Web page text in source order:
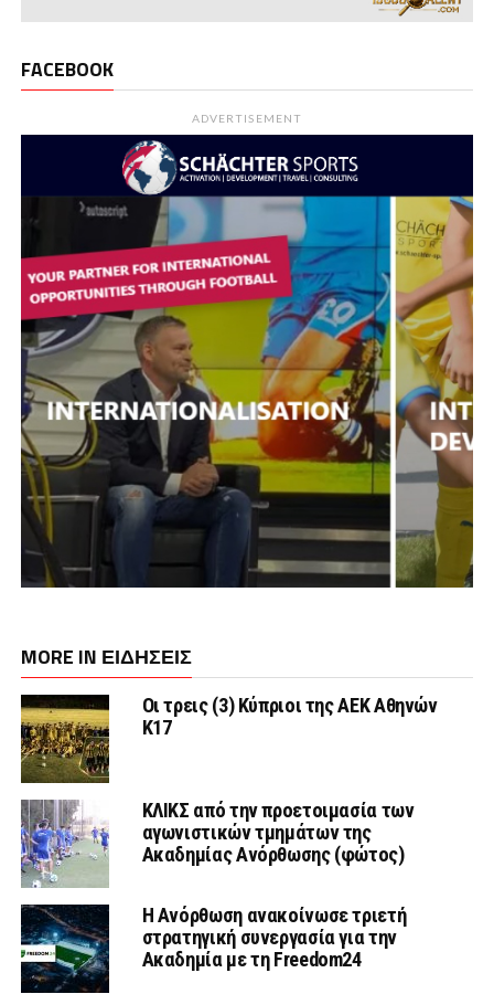
FACEBOOK
ADVERTISEMENT
MORE IN ΕΙΔΗΣΕΙΣ
Οι τρεις (3) Κύπριοι της ΑΕΚ Αθηνών
Κ17
ΚΛΙΚΣ από την προετοιμασία των
αγωνιστικών τμημάτων της
Ακαδημίας Ανόρθωσης (φώτος)
Η Ανόρθωση ανακοίνωσε τριετή
στρατηγική συνεργασία για την
Ακαδημία με τη Freedom24